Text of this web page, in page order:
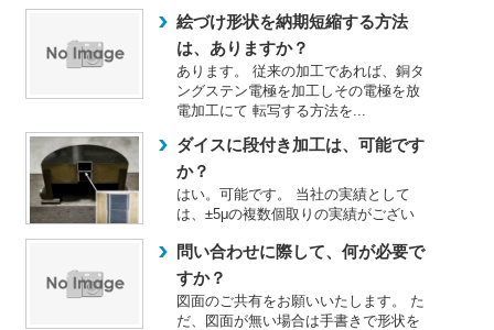
絵づけ形状を納期短縮する方法
は、ありますか？
あります。 従来の加工であれば、銅タ
ングステン電極を加工しその電極を放
電加工にて 転写する方法を...
ダイスに段付き加工は、可能です
か？
はい。可能です。 当社の実績として
は、±5μの複数個取りの実績がござい
ます。 また、深さでは10...
問い合わせに際して、何が必要で
すか？
図面のご共有をお願いいたします。 た
だ、図面が無い場合は手書きで形状を